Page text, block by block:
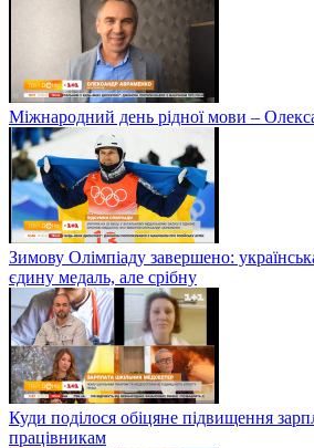
Міжнародний день рідної мови –
Зимову Олімпіаду завершено:
єдину медаль, але срібну
Куди поділося обіцяне підвищення
працівникам